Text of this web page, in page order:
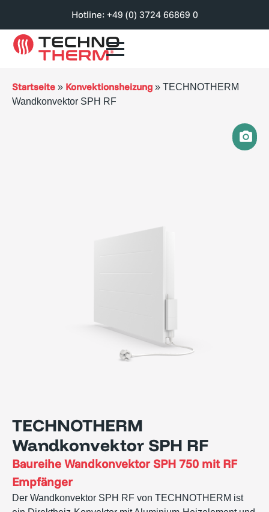
Hotline: +49 (0) 3724 66869 0
Startseite » Konvektionsheizung » TECHNOTHERM
Wandkonvektor SPH RF
TECHNOTHERM
Wandkonvektor SPH RF
Baureihe Wandkonvektor SPH 750 mit RF
Empfänger
Der Wandkonvektor SPH RF von TECHNOTHERM ist